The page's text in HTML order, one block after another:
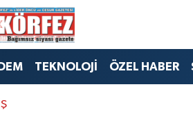
TEKNOLOJİ ÖZEL HABER